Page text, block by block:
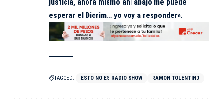
justicia, ahora mismo ahí abajo me puede
esperar el Dicrim… yo voy a responder».
TAGGED: ESTO NO ES RADIO SHOW RAMON TOLENTINO